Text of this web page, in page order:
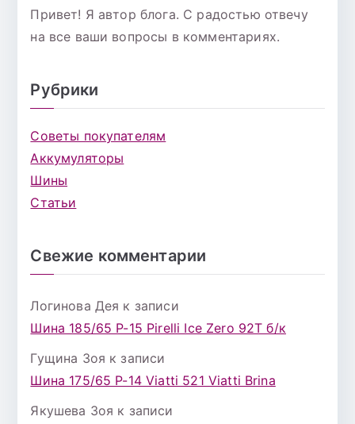
Привет! Я автор блога. С радостью отвечу
на все ваши вопросы в комментариях.
Рубрики
Советы покупателям
Аккумуляторы
Шины
Статьи
Свежие комментарии
Логинова Дея к записи
Шина 185/65 Р-15 Pirelli Ice Zero 92T б/к
Гущина Зоя к записи
Шина 175/65 Р-14 Viatti 521 Viatti Brina
Якушева Зоя к записи